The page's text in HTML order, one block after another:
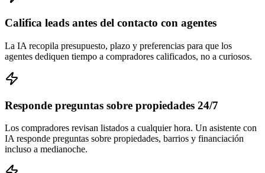
Califica leads antes del contacto con agentes
La IA recopila presupuesto, plazo y preferencias para que los
agentes dediquen tiempo a compradores calificados, no a curiosos.
Responde preguntas sobre propiedades 24/7
Los compradores revisan listados a cualquier hora. Un asistente con
IA responde preguntas sobre propiedades, barrios y financiación
incluso a medianoche.